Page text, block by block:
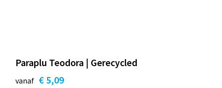
Paraplu Teodora | Gerecycled
vanaf € 5,09